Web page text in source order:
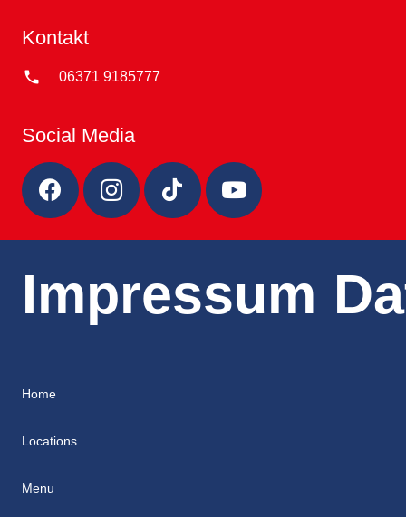
Kontakt
phone 06371 9185777
Social Media
Impressum
Home
Locations
Menu